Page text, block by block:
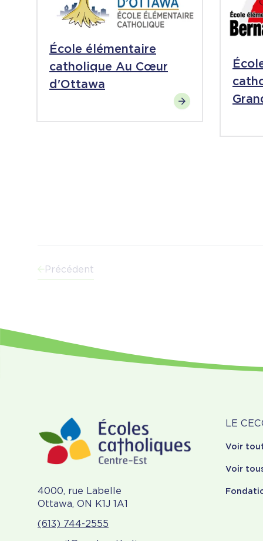
École élémentaire
catholique Au Cœur
d'Ottawa
Pagination
Précédent
4000, rue Labelle
Ottawa, ON K1J 1A1
(613) 744-2555
À
LE
Voir
Voir